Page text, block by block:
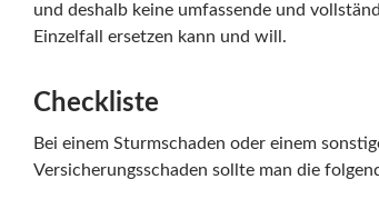
und deshalb keine umfassende und
Einzelfall ersetzen kann und will.
Checkliste
Bei einem Sturmschaden oder einem
Versicherungsschaden sollte man die